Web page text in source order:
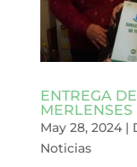
ENTREGA
MERLENSES
May 28, 2024|
Noticias